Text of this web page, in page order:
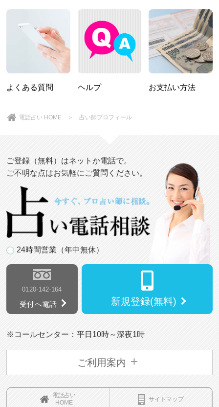
よくある質問 ヘルプ お支払い方法
電話占い HOME ＞ 占い師プロフィール
ご登録（無料）はネットか電話で。
ご不明な点はお気軽にご質問ください。
24時間営業（年中無休）
0120-142-164
受付へ電話 新規登録(無料)
※コールセンター：平日10時～深夜1時
ご利用案内
電話占い
HOME
サイトマップ